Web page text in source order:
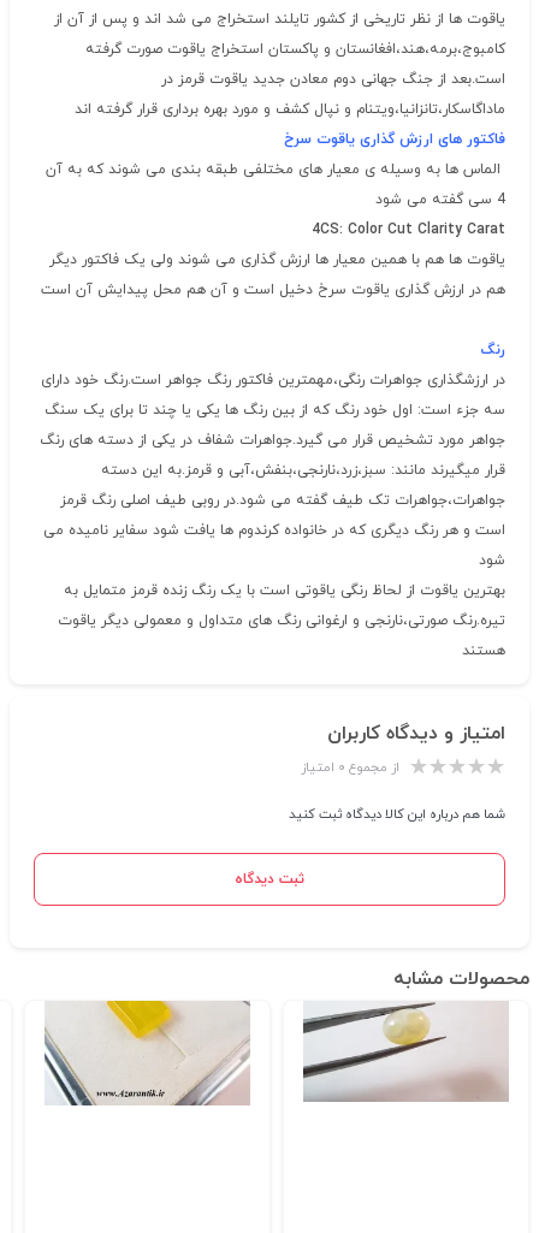
یاقوت ها از نظر تاریخی از کشور تایلند استخراج می شد اند و پس از آن از
کامبوج،برمه،هند،افغانستان و پاکستان استخراج یاقوت صورت گرفته
است.بعد از جنگ جهانی دوم معادن جدید یاقوت قرمز در
ماداگاسکار،تانزانیا،ویتنام و نپال کشف و مورد بهره برداری قرار گرفته اند
فاکتور های ارزش گذاری یاقوت سرخ
الماس ها به وسیله ی معیار های مختلفی طبقه بندی می شوند که به آن
4 سی گفته می شود
4CS: Color Cut Clarity Carat
یاقوت ها هم با همین معیار ها ارزش گذاری می شوند ولی یک فاکتور دیگر
هم در ارزش گذاری یاقوت سرخ دخیل است و آن هم محل پیدایش آن است
رنگ
در ارزشگذاری جواهرات رنگی،مهمترین فاکتور رنگ جواهر است.رنگ خود دارای
سه جزء است: اول خود رنگ که از بین رنگ ها یکی یا چند تا برای یک سنگ
جواهر مورد تشخیص قرار می گیرد.جواهرات شفاف در یکی از دسته های رنگ
قرار میگیرند مانند: سبز،زرد،نارنجی،بنفش،آبی و قرمز.به این دسته
جواهرات،جواهرات تک طیف گفته می شود.در روبی طیف اصلی رنگ قرمز
است و هر رنگ دیگری که در خانواده کرندوم ها یافت شود سفایر نامیده می
شود
بهترین یاقوت از لحاظ رنگی یاقوتی است با یک رنگ زنده قرمز متمایل به
تیره.رنگ صورتی،نارنجی و ارغوانی رنگ های متداول و معمولی دیگر یاقوت
هستند
امتیاز و دیدگاه کاربران
از مجموع ۰ امتیاز
شما هم درباره این کالا دیدگاه ثبت کنید
ثبت دیدگاه
محصولات مشابه